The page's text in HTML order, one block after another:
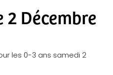
Décembre
les 0-3 ans samedi 2